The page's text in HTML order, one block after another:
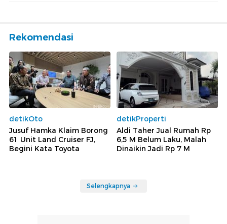
Rekomendasi
detikOto
Jusuf Hamka Klaim Borong
61 Unit Land Cruiser FJ,
Begini Kata Toyota
detikProperti
Aldi Taher Jual Rumah Rp
6,5 M Belum Laku, Malah
Dinaikin Jadi Rp 7 M
Selengkapnya